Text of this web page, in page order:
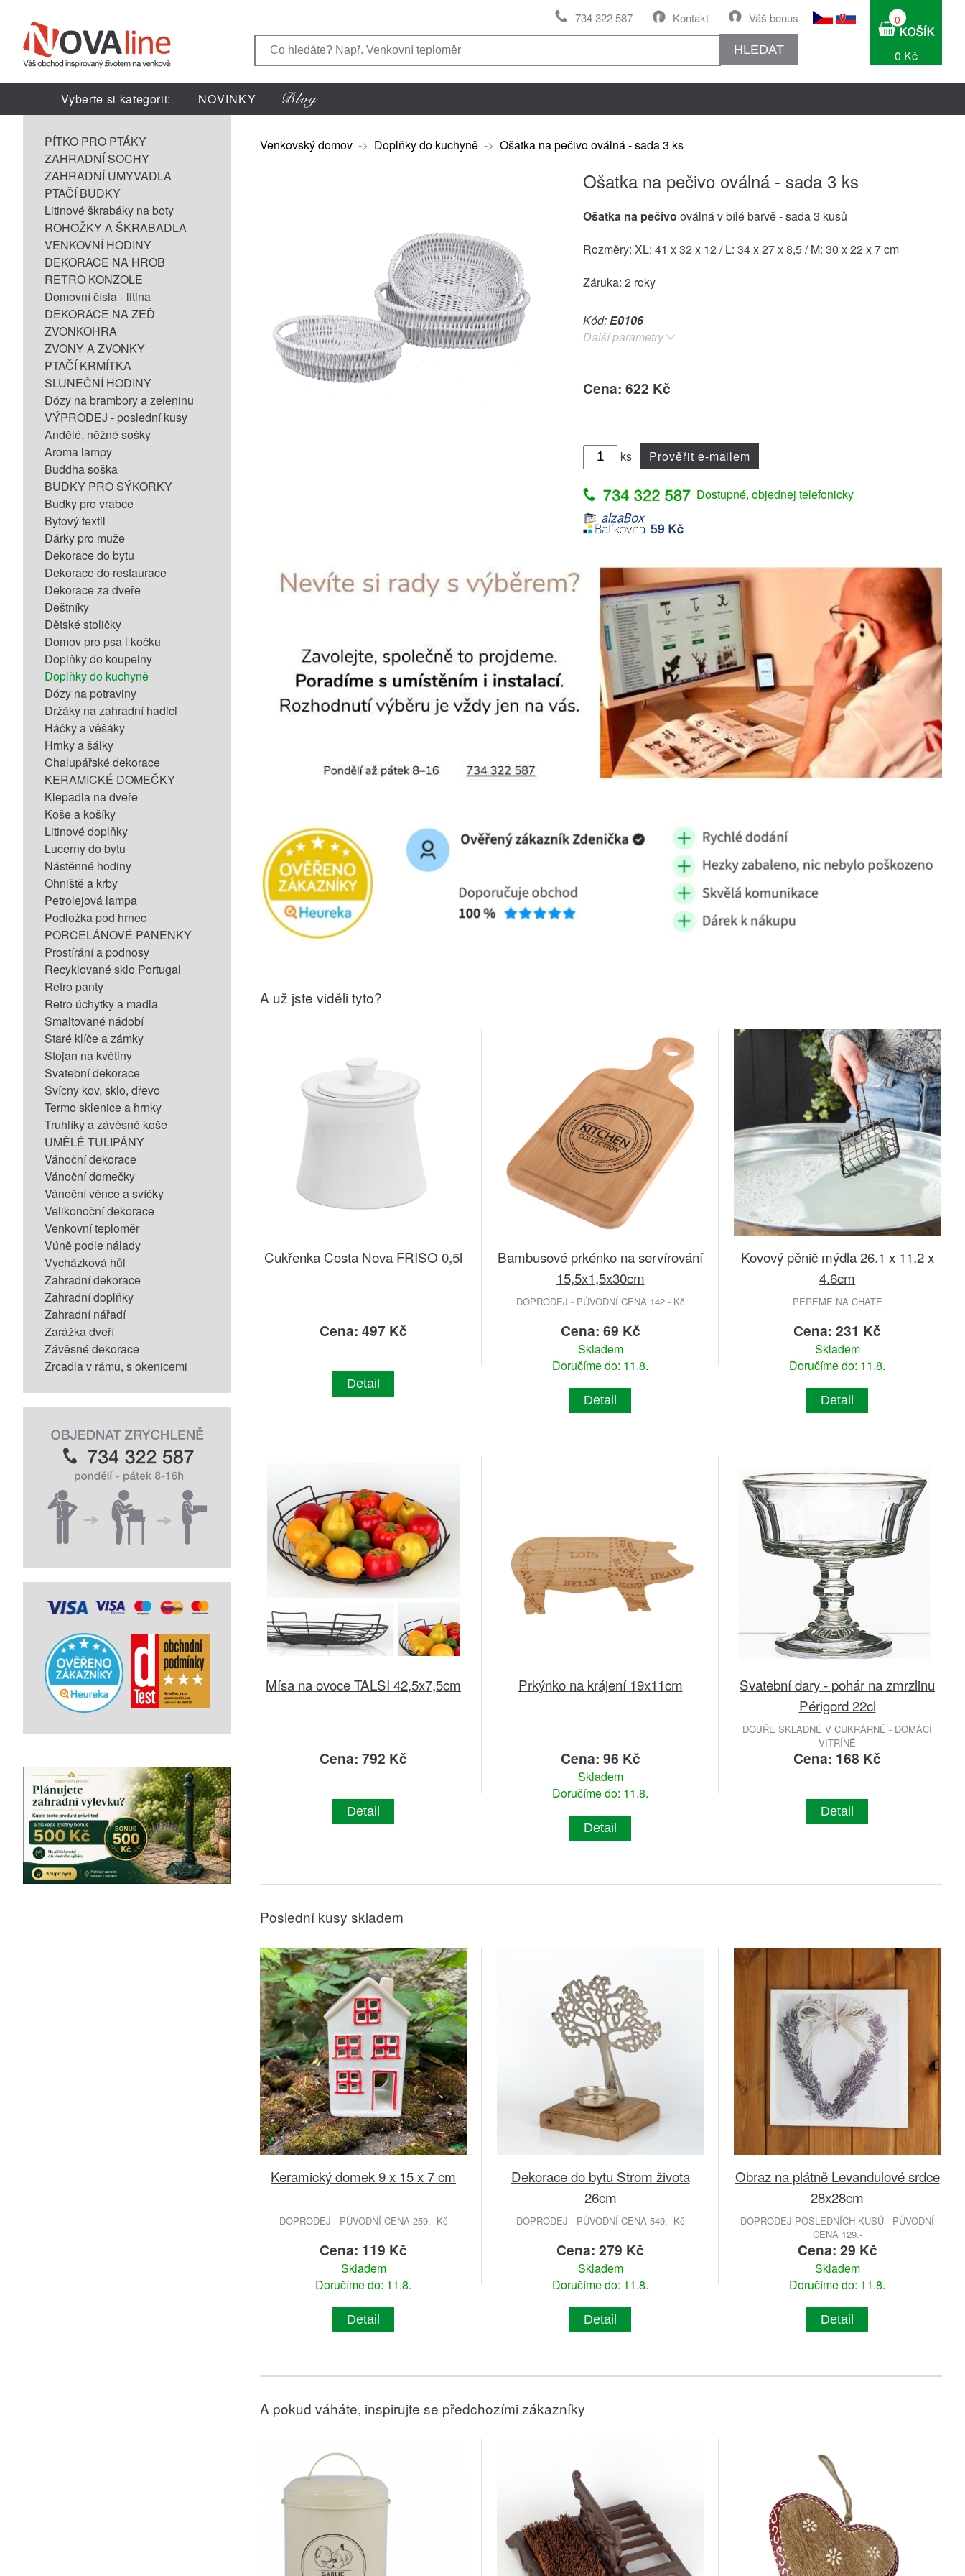
Váš bonus
Kontakt
734 322 587
HLEDAT
0
0 Kč
Vyberte si kategorii: NOVINKY
PÍTKO PRO PTÁKY
ZAHRADNÍ SOCHY
ZAHRADNÍ UMYVADLA
PTAČÍ BUDKY
Litinové škrabáky na boty
ROHOŽKY A ŠKRABADLA
VENKOVNÍ HODINY
DEKORACE NA HROB
RETRO KONZOLE
Domovní čísla - litina
DEKORACE NA ZEĎ
ZVONKOHRA
ZVONY A ZVONKY
PTAČÍ KRMÍTKA
SLUNEČNÍ HODINY
Dózy na brambory a zeleninu
VÝPRODEJ - poslední kusy
Andělé, něžné sošky
Aroma lampy
Buddha soška
BUDKY PRO SÝKORKY
Budky pro vrabce
Bytový textil
Dárky pro muže
Dekorace do bytu
Dekorace do restaurace
Dekorace za dveře
Deštníky
Dětské stoličky
Domov pro psa i kočku
Doplňky do koupelny
Doplňky do kuchyně
Dózy na potraviny
Držáky na zahradní hadici
Háčky a věšáky
Hrnky a šálky
Chalupářské dekorace
KERAMICKÉ DOMEČKY
Klepadla na dveře
Koše a košíky
Litinové doplňky
Lucerny do bytu
Nástěnné hodiny
Ohniště a krby
Petrolejová lampa
Podložka pod hrnec
PORCELÁNOVÉ PANENKY
Prostírání a podnosy
Recyklované sklo Portugal
Retro panty
Retro úchytky a madla
Smaltované nádobí
Staré klíče a zámky
Stojan na květiny
Svatební dekorace
Svícny kov, sklo, dřevo
Termo sklenice a hrnky
Truhlíky a závěsné koše
UMĚLÉ TULIPÁNY
Vánoční dekorace
Vánoční domečky
Vánoční věnce a svíčky
Velikonoční dekorace
Venkovní teploměr
Vůně podle nálady
Vycházková hůl
Zahradní dekorace
Zahradní doplňky
Zahradní nářadí
Zarážka dveří
Závěsné dekorace
Zrcadla v rámu, s okenicemi
Venkovský domov -> Doplňky do kuchyně -> Ošatka na pečivo oválná - sada 3 ks
Ošatka na pečivo oválná - sada 3 ks
Ošatka na pečivo oválná v bílé barvě - sada 3 kusů
Rozměry: XL: 41 x 32 x 12 / L: 34 x 27 x 8,5 / M: 30 x 22 x 7 cm
Záruka: 2 roky
Kód:E0106
Další parametry
Cena: 622 Kč
ks Prověřit e-mailem
Dostupné, objednej telefonicky
A už jste viděli tyto?
Cukřenka Costa Nova FRISO 0,5l
Cena: 497 Kč
Detail
Bambusové prkénko na servírování
15,5x1,5x30cm
DOPRODEJ - PŮVODNÍ CENA 142.- Kč
Cena: 69 Kč
Skladem
Doručíme do: 11.8.
Detail
Kovový pěnič mýdla 26.1 x 11.2 x
4.6cm
PEREME NA CHATĚ
Cena: 231 Kč
Skladem
Doručíme do: 11.8.
Detail
Mísa na ovoce TALSI 42,5x7,5cm
Cena: 792 Kč
Detail
Prkýnko na krájení 19x11cm
Cena: 96 Kč
Skladem
Doručíme do: 11.8.
Detail
Svatební dary - pohár na zmrzlinu
Périgord 22cl
DOBŘE SKLADNÉ V CUKRÁRNĚ - DOMÁCÍ
VITRÍNĚ
Cena: 168 Kč
Detail
Poslední kusy skladem
Keramický domek 9 x 15 x 7 cm
DOPRODEJ - PŮVODNÍ CENA 259.- Kč
Cena: 119 Kč
Skladem
Doručíme do: 11.8.
Detail
Dekorace do bytu Strom života
26cm
DOPRODEJ - PŮVODNÍ CENA 549.- Kč
Cena: 279 Kč
Skladem
Doručíme do: 11.8.
Detail
Obraz na plátně Levandulové srdce
28x28cm
DOPRODEJ POSLEDNÍCH KUSŮ - PŮVODNÍ
CENA 129.-
Cena: 29 Kč
Skladem
Doručíme do: 11.8.
Detail
A pokud váháte, inspirujte se předchozími zákazníky